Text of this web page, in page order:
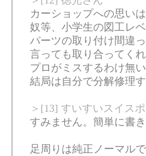
カーショップへの思い
奴等、小学生の図工レ
パーツの取り付け間違
言っても取り合ってく
プロがミスするわけ無
結局は自分で分解修理
＞[13] すいすいスイス
すみません。簡単に書
足周りは純正ノーマル